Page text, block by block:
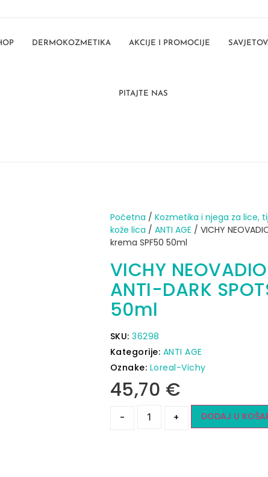
DERMOKOZMETIKA AKCIJE I PROMOCIJE
PITAJTE NAS
Početna / Kozmetika i njega za lice,
kože lica / ANTI AGE / VICHY
krema SPF50 50ml
VICHY
ANTI-DARK
50ml
SKU: 36298
Kategorije: ANTI AGE
Oznake: Loreal-Vichy
45,70 €
- + DODAJ U